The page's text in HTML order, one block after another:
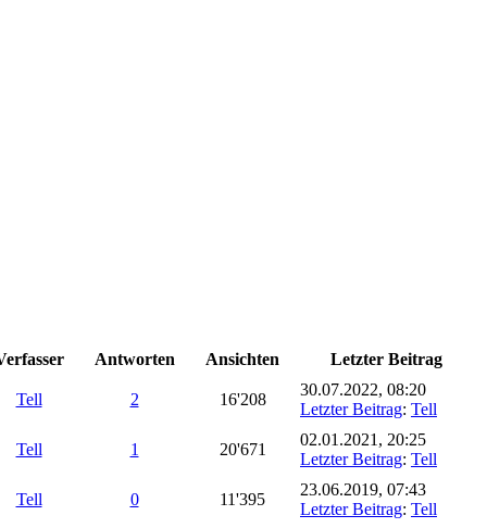
Antworten Ansichten Letzter Beitrag
Tell 2 16'208
30.07.2022, 08:20
Letzter Beitrag: Tell
Tell 1 20'671
02.01.2021, 20:25
Letzter Beitrag: Tell
Tell 0 11'395
23.06.2019, 07:43
Letzter Beitrag: Tell